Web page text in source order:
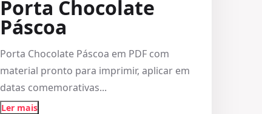
Porta Chocolate
Páscoa
Porta Chocolate Páscoa em PDF com
material pronto para imprimir, aplicar em
datas comemorativas...
Ler mais